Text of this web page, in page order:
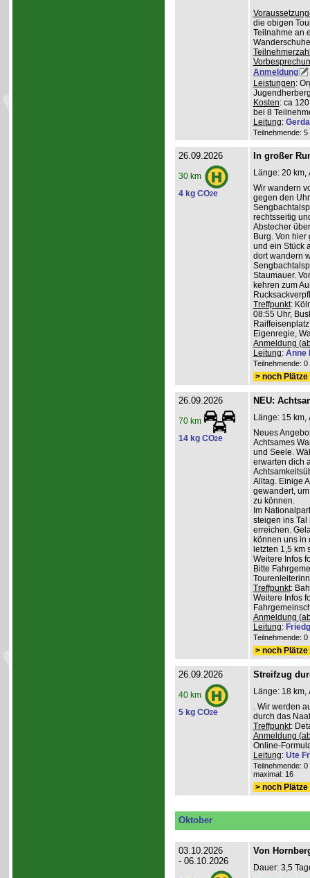
die obigen
Teilnahme an
Anmeldung
Leistungen:
Kosten: ca
bei 8
Leitung:
Teilnehmende:
26.09.2026
30 km
4 kg CO2e
In großer
Länge: 20 km,
Wir wandern
gegen den
rechtsseitig
Abstecher
Burg. Von
und ein Stück
dort wandern
Staumauer.
kehren zum
Treffpunkt:
08:55 Uhr,
Eigenregie,
Anmeldung
Leitung: Anne
Teilnehmende:
> noch
26.09.2026
70 km
14 kg CO2e
NEU:
Länge: 15 km,
Neues
Achtsames
und Seele.
erwarten dich
Alltag. Einige
gewandert,
zu können.
Im
steigen ins
erreichen.
können uns in
letzten 1,5 km
Weitere Infos
Bitte
Treffpunkt:
Weitere Infos
Anmeldung
Leitung:
Teilnehmende:
> noch
26.09.2026
40 km
5 kg CO2e
Streifzug
Länge: 18 km,
. Wir werden
durch das
Treffpunkt:
Anmeldung
Online-
Leitung: Ute
Teilnehmende:
maximal: 16
> noch
Oktober
03.10.2026
- 06.10.2026
Von
Dauer: 3,5